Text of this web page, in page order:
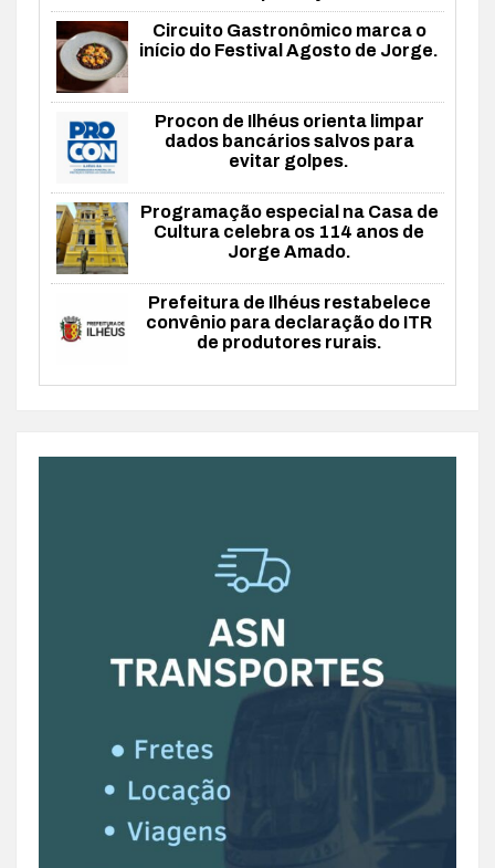
Circuito Gastronômico marca o
início do Festival Agosto de Jorge.
Procon de Ilhéus orienta limpar
dados bancários salvos para
evitar golpes.
Programação especial na Casa de
Cultura celebra os 114 anos de
Jorge Amado.
Prefeitura de Ilhéus restabelece
convênio para declaração do ITR
de produtores rurais.